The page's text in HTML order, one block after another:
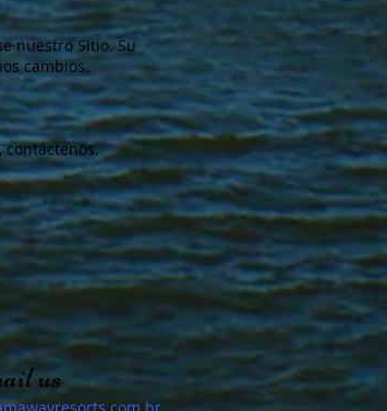
nuestro Sitio. Su
cambios.
contáctenos.
us